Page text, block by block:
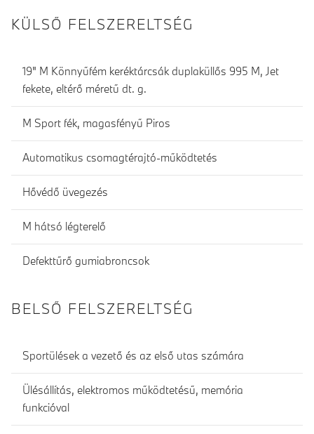
KÜLSŐ FELSZERELTSÉG
19" M Könnyűfém keréktárcsák duplaküllős 995 M, Jet
fekete, eltérő méretű dt. g.
M Sport fék, magasfényű Piros
Automatikus csomagtérajtó-működtetés
Hővédő üvegezés
M hátsó légterelő
Defekttűrő gumiabroncsok
BELSŐ FELSZERELTSÉG
Sportülések a vezető és az első utas számára
Ülésállítás, elektromos működtetésű, memória
funkcióval